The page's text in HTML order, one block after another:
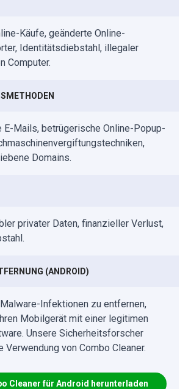
Käufe, geänderte Online-
Identitätsdiebstahl, illegaler
Computer.
E-Mails, betrügerische Online-Popup-
Domains.
privater Daten, finanzieller Verlust,
(ANDROID)
Infektionen zu entfernen,
Mobilgerät mit einer legitimen
Unsere Sicherheitsforscher
Verwendung von Combo Cleaner.
Cleaner für Android herunterladen